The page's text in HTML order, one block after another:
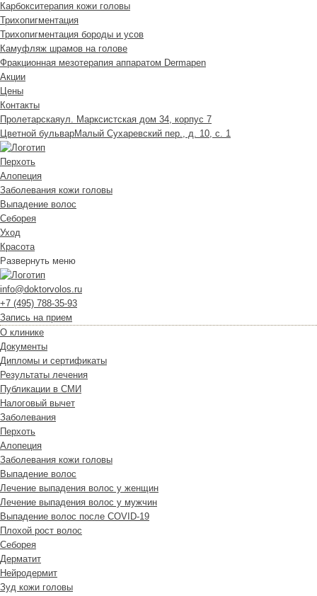
Карбокситерапия кожи головы
Трихопигментация
Трихопигментация бороды и усов
Камуфляж шрамов на голове
Фракционная мезотерапия аппаратом Dermapen
Акции
Цены
Контакты
Пролетарскаяул. Марксистская дом 34, корпус 7
Цветной бульварМалый Сухаревский пер., д. 10, с. 1
Перхоть
Алопеция
Заболевания кожи головы
Выпадение волос
Cеборея
Уход
Красота
Развернуть меню
info@doktorvolos.ru
+7 (495) 788-35-93
Запись на прием
О клинике
Документы
Дипломы и сертификаты
Результаты лечения
Публикации в СМИ
Налоговый вычет
Заболевания
Перхоть
Алопеция
Заболевания кожи головы
Выпадение волос
Лечение выпадения волос у женщин
Лечение выпадения волос у мужчин
Выпадение волос после COVID-19
Плохой рост волос
Cеборея
Дерматит
Нейродермит
Зуд кожи головы